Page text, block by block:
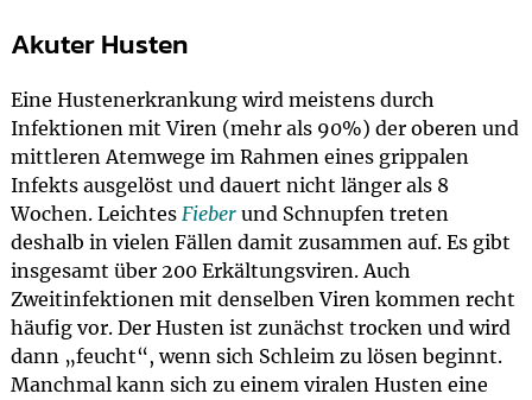
Akuter Husten
Eine Hustenerkrankung wird meistens durch
Infektionen mit Viren (mehr als 90%) der oberen und
mittleren Atemwege im Rahmen eines grippalen
Infekts ausgelöst und dauert nicht länger als 8
Wochen. Leichtes Fieberund Schnupfen treten
deshalb in vielen Fällen damit zusammen auf. Es gibt
insgesamt über 200 Erkältungsviren. Auch
Zweitinfektionen mit denselben Viren kommen recht
häufig vor. Der Husten ist zunächst trocken und wird
dann „feucht“, wenn sich Schleim zu lösen beginnt.
Manchmal kann sich zu einem viralen Husten eine